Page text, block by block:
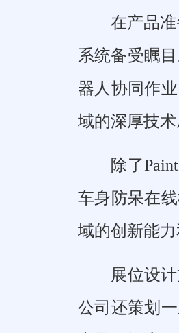
在产品
系统备受瞩
器人协同作
域的深厚技术
除了
车身防呆在
域的创新能力
展位设
公司还策划